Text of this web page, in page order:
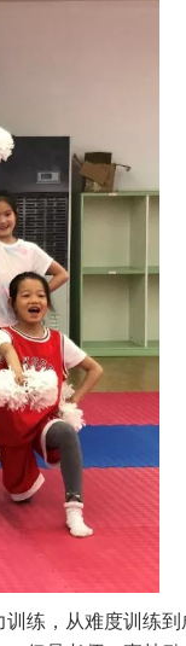
练，从难度训练